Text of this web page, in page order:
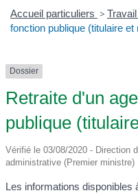
Accueil particuliers > Travail
fonction publique (titulaire et
Dossier
Retraite d'un
publique
Vérifié le 03/08/2020 - Direction
administrative (Premier ministre)
Les informations disponibles